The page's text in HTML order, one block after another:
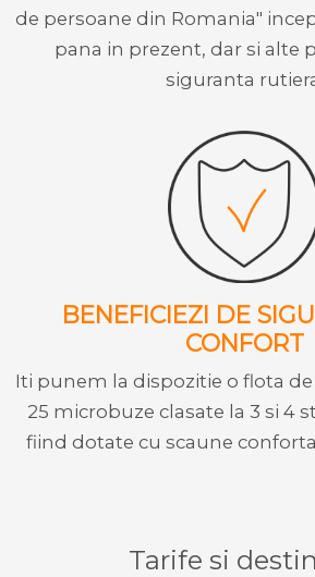
de persoane din Romania"
pana in prezent, dar si alte
siguranta
BENEFICIEZI DE
CONFORT
Iti punem la dispozitie o flota
25 microbuze clasate la 3 si 4
fiind dotate cu scaune
Tarife si